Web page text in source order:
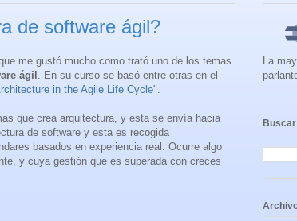
de software ágil?
me gustó mucho como trató uno de los temas
ágil
. En su curso se basó entre otras en el
in the Agile Life Cycle".
que crea arquitectura, y esta se envía hacia
de software y esta es recogida
basados en experiencia real. Ocurre algo
y cuya gestión que es superada con creces
La
Buscar